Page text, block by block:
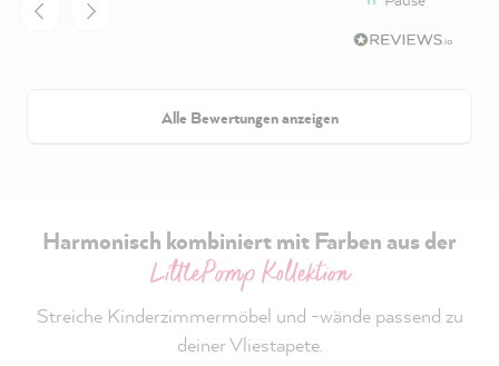
Alle Bewertungen anzeigen
Harmonisch kombiniert mit Farben aus der
LittlePomp Kollektion
Streiche Kinderzimmermöbel und -wände passend zu
deiner Vliestapete.